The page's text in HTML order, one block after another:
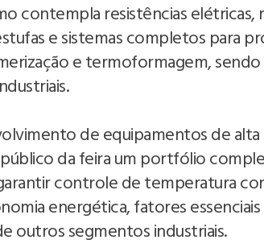
contempla resistências elétricas,
e sistemas completos para
e termoformagem,
de equipamentos de alta
da feira um portfólio
controle de temperatura
energética, fatores
outros segmentos industriais.